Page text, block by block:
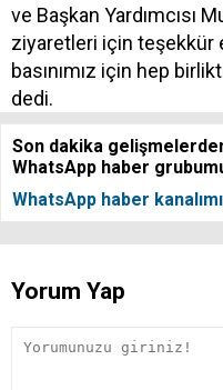
ve Başkan Yardımcısı
ziyaretleri için teşekkür
basınımız için hep
dedi.
Son dakika
WhatsApp haber
WhatsApp haber
Yorum Yap